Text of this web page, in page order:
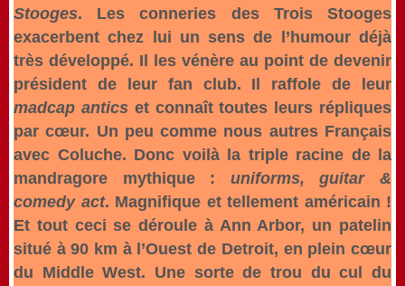
Stooges. Les conneries des Trois Stooges
exacerbent chez lui un sens de l’humour déjà
très développé. Il les vénère au point de devenir
président de leur fan club. Il raffole de leur
madcap anticset connaît toutes leurs répliques
par cœur. Un peu comme nous autres Français
avec Coluche. Donc voilà la triple racine de la
mandragore mythique : uniforms, guitar &
comedy act. Magnifique et tellement américain !
Et tout ceci se déroule à Ann Arbor, un patelin
situé à 90 km à l’Ouest de Detroit, en plein cœur
du Middle West. Une sorte de trou du cul du